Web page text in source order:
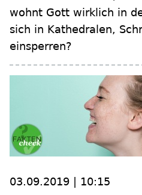
wohnt Gott wirklich in
sich in Kathedralen,
einsperren?
03.09.2019 | 10:15